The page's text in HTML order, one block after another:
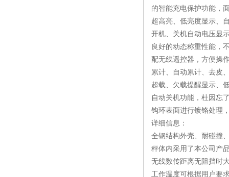
的智能充电保护功能，
超高亮、低亮度显示、
开机、关机自动电压显
良好的动态称重性能，
配无线遥控器，方便操
累计、自动累计、去皮
超载、欠载提醒显示、
自动关机功能，杜因忘
钩环表面进行镀铬处理
详细信息：
全钢结构外壳、耐碰撞
秤体内采用了本公司产
无线数传距离无阻挡时
工作温度可根据用户要